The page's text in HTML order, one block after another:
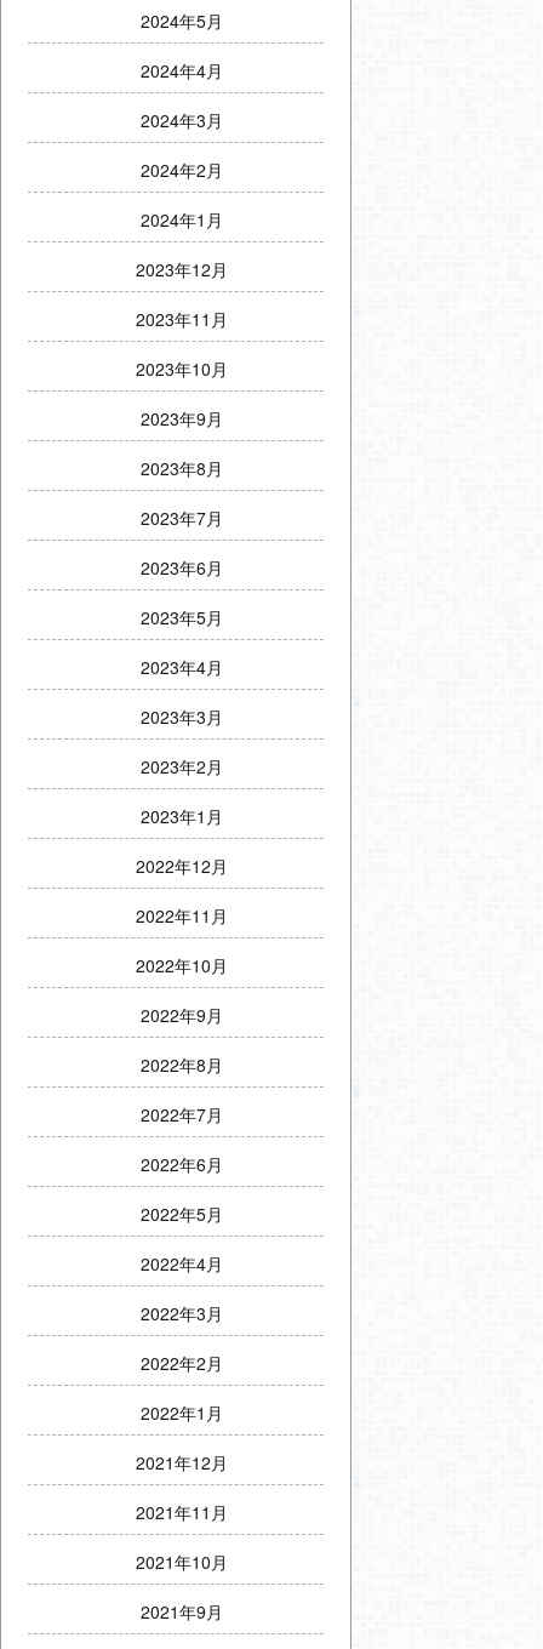
2024年5月
2024年4月
2024年3月
2024年2月
2024年1月
2023年12月
2023年11月
2023年10月
2023年9月
2023年8月
2023年7月
2023年6月
2023年5月
2023年4月
2023年3月
2023年2月
2023年1月
2022年12月
2022年11月
2022年10月
2022年9月
2022年8月
2022年7月
2022年6月
2022年5月
2022年4月
2022年3月
2022年2月
2022年1月
2021年12月
2021年11月
2021年10月
2021年9月